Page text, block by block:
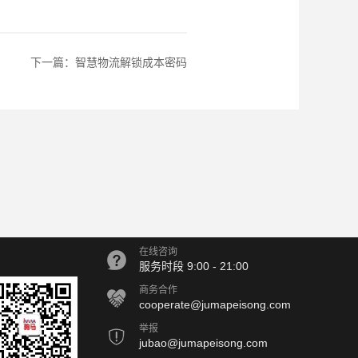
下一篇： 智慧物流解锁成本密码
在线咨询
服务时段 9:00 - 21:00
商务合作
cooperate@jumapeisong.com
举报
jubao@jumapeisong.com